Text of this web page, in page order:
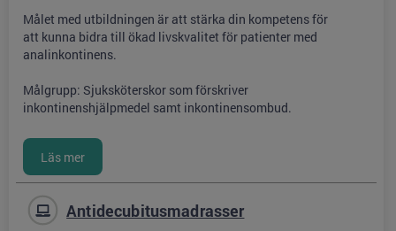
Målet med utbildningen är att stärka din kompetens för
att kunna bidra till ökad livskvalitet för patienter med
analinkontinens.
Målgrupp: Sjuksköterskor som förskriver
inkontinenshjälpmedel samt inkontinensombud.
Antidecubitusmadrasser